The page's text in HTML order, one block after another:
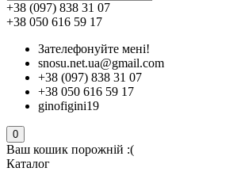
+38 (097) 838 31 07
+38 050 616 59 17
Зателефонуйте мені!
snosu.net.ua@gmail.com
+38 (097) 838 31 07
+38 050 616 59 17
ginofigini19
0
Ваш кошик порожній :(
Каталог